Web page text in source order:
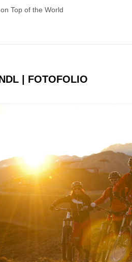
Top of the World
| FOTOFOLIO